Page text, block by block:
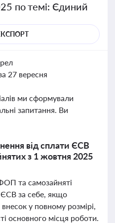
по темі: Єдиний
27 вересня
ми сформували
запитання. Ви
від сплати ЄСВ
з 1 жовтня 2025
та самозайняті
за себе, якщо
у повному розмірі,
основного місця роботи.